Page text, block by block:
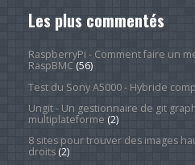
Les plus commentés
RaspberryPi - Comment faire un
RaspBMC(56)
Test du Sony A5000 - Hybride
Ungit - Un gestionnaire de git
multiplateforme (2)
8 sites pour trouver des images
droits(2)